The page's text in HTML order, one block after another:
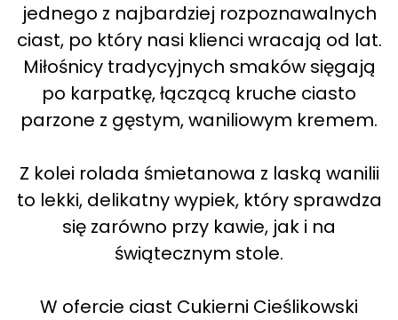
jednego z najbardziej rozpoznawalnych
ciast, po który nasi klienci wracają od lat.
Miłośnicy tradycyjnych smaków sięgają
po karpatkę, łączącą kruche ciasto
parzone z gęstym, waniliowym kremem.
Z kolei rolada śmietanowa z laską wanilii
to lekki, delikatny wypiek, który sprawdza
się zarówno przy kawie, jak i na
świątecznym stole.
W ofercie ciast Cukierni Cieślikowski